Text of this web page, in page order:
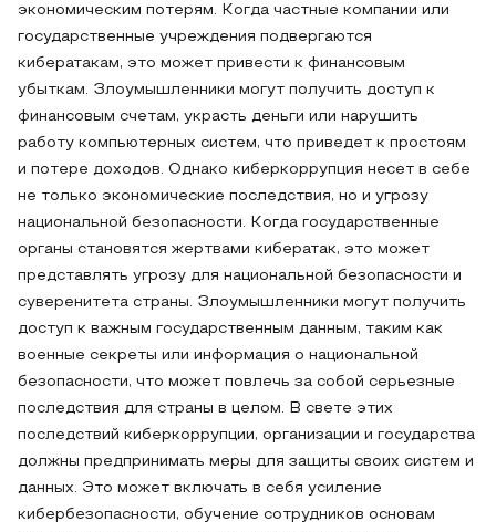
экономическим потерям. Когда частные компании или
государственные учреждения подвергаются
кибератакам, это может привести к финансовым
убыткам. Злоумышленники могут получить доступ к
финансовым счетам, украсть деньги или нарушить
работу компьютерных систем, что приведет к простоям
и потере доходов. Однако киберкоррупция несет в себе
не только экономические последствия, но и угрозу
национальной безопасности. Когда государственные
органы становятся жертвами кибератак, это может
представлять угрозу для национальной безопасности и
суверенитета страны. Злоумышленники могут получить
доступ к важным государственным данным, таким как
военные секреты или информация о национальной
безопасности, что может повлечь за собой серьезные
последствия для страны в целом. В свете этих
последствий киберкоррупции, организации и государства
должны предпринимать меры для защиты своих систем и
данных. Это может включать в себя усиление
кибербезопасности, обучение сотрудников основам